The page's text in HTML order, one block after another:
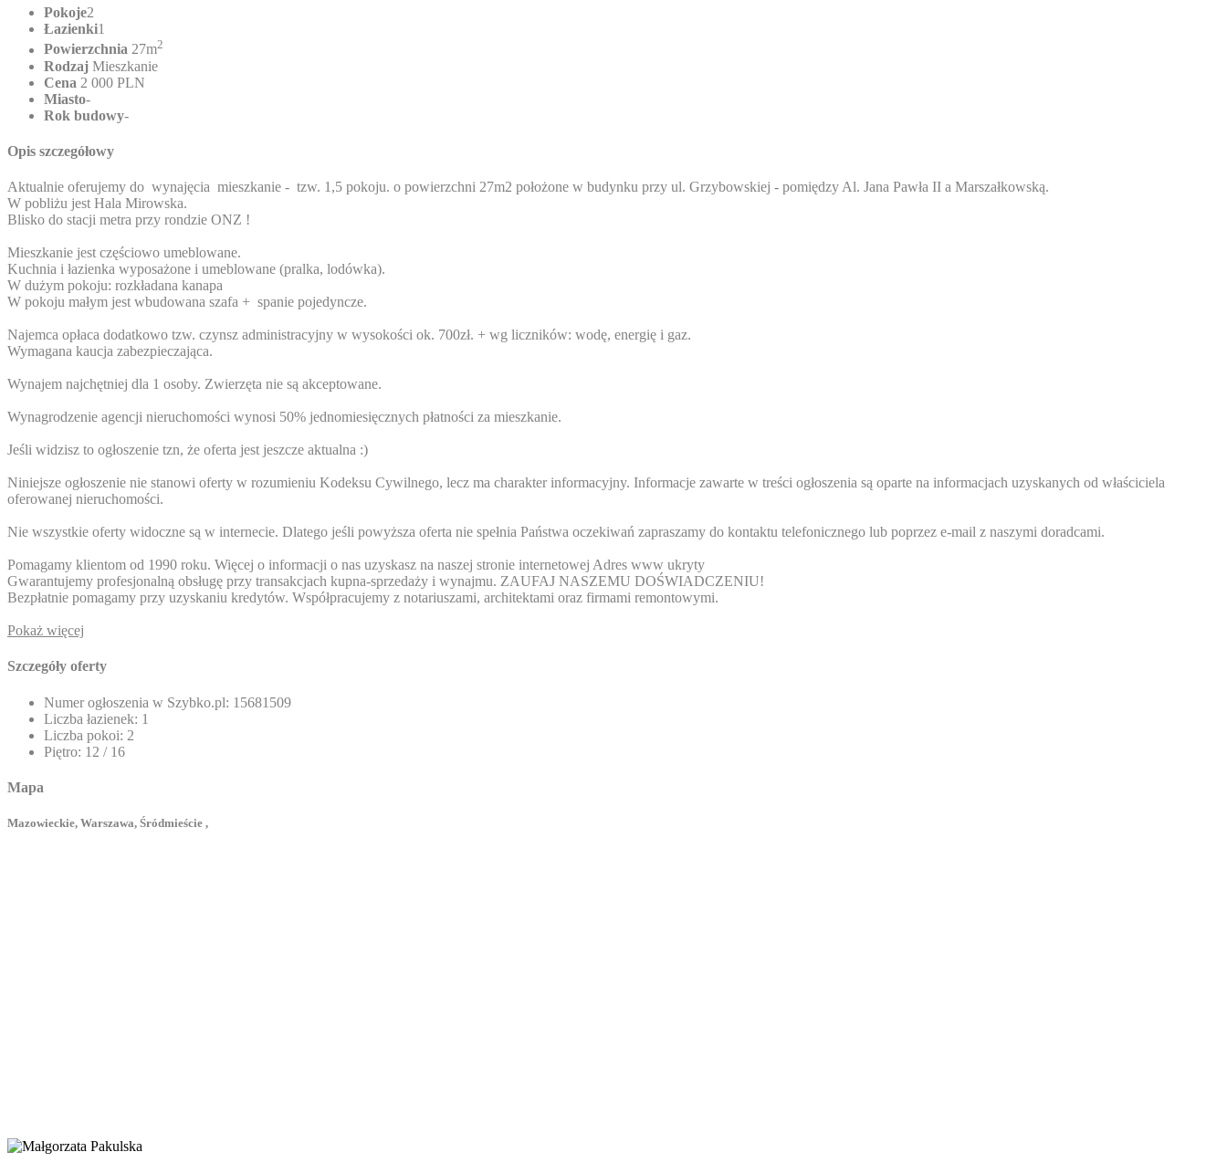
Pokoje2
Łazienki1
Powierzchnia 27m2
Rodzaj Mieszkanie
Cena 2 000 PLN
Miasto-
Rok budowy-
Opis szczegółowy
Aktualnie oferujemy do wynajęcia mieszkanie - tzw. 1,5 pokoju. o powierzchni 27m2 położone w budynku przy ul. Grzybowskiej - pomiędzy Al. Jana Pawła II a Marszałkowską.
W pobliżu jest Hala Mirowska.
Blisko do stacji metra przy rondzie ONZ !
Mieszkanie jest częściowo umeblowane.
Kuchnia i łazienka wyposażone i umeblowane (pralka, lodówka).
W dużym pokoju: rozkładana kanapa
W pokoju małym jest wbudowana szafa + spanie pojedyncze.
Najemca opłaca dodatkowo tzw. czynsz administracyjny w wysokości ok. 700zł. + wg liczników: wodę, energię i gaz.
Wymagana kaucja zabezpieczająca.
Wynajem najchętniej dla 1 osoby. Zwierzęta nie są akceptowane.
Wynagrodzenie agencji nieruchomości wynosi 50% jednomiesięcznych płatności za mieszkanie.
Jeśli widzisz to ogłoszenie tzn, że oferta jest jeszcze aktualna :)
Niniejsze ogłoszenie nie stanowi oferty w rozumieniu Kodeksu Cywilnego, lecz ma charakter informacyjny. Informacje zawarte w treści ogłoszenia są oparte na informacjach uzyskanych od właściciela
oferowanej nieruchomości.
Nie wszystkie oferty widoczne są w internecie. Dlatego jeśli powyższa oferta nie spełnia Państwa oczekiwań zapraszamy do kontaktu telefonicznego lub poprzez e-mail z naszymi doradcami.
Pomagamy klientom od 1990 roku. Więcej o informacji o nas uzyskasz na naszej stronie internetowej Adres www ukryty
Gwarantujemy profesjonalną obsługę przy transakcjach kupna-sprzedaży i wynajmu. ZAUFAJ NASZEMU DOŚWIADCZENIU!
Bezpłatnie pomagamy przy uzyskaniu kredytów. Współpracujemy z notariuszami, architektami oraz firmami remontowymi.
Pokaż więcej
Szczegóły oferty
Numer ogłoszenia w Szybko.pl: 15681509
Liczba łazienek: 1
Liczba pokoi: 2
Piętro: 12 / 16
Mapa
Mazowieckie, Warszawa, Śródmieście ,